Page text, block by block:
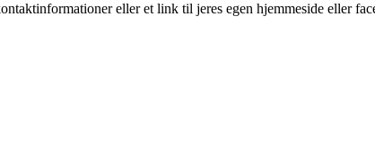
eller et link til jeres egen hjemmeside eller